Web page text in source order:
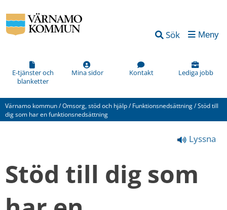
Sök Meny
E-tjänster och
blanketter
Mina sidor Kontakt Lediga jobb
Värnamo kommun/Omsorg, stöd och hjälp/ Funktionsnedsättning/Stöd till
dig som har en funktionsnedsättning
Lyssna
Stöd till dig som
Vad
kan
förbättra
den
här
(obligatorisk)